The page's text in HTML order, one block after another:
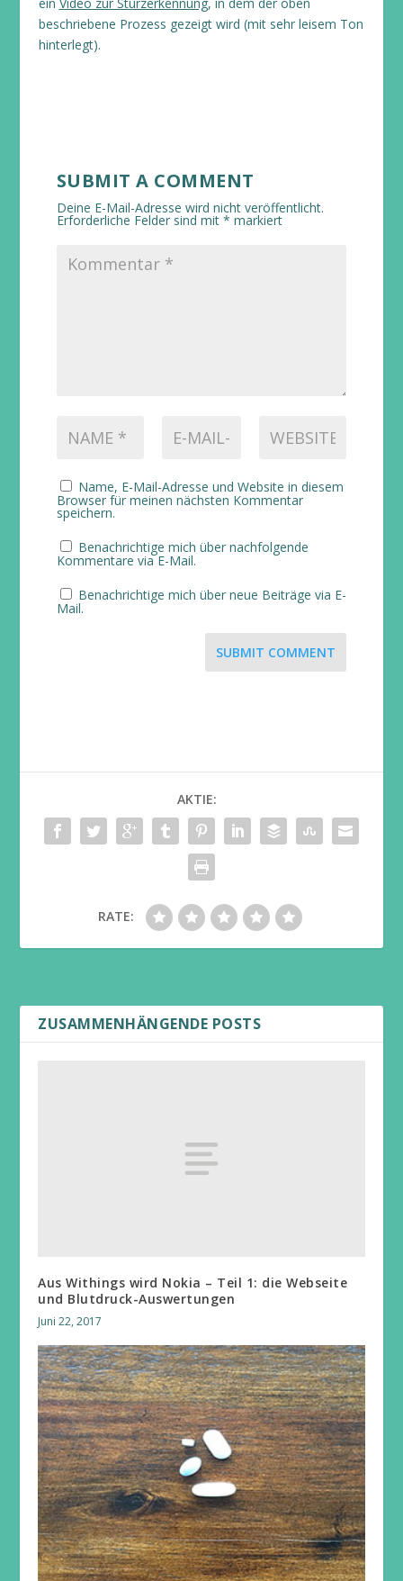
beschriebene Prozess gezeigt wird (mit sehr leisem Ton
hinterlegt).
SUBMIT A COMMENT
Deine E-Mail-Adresse wird nicht veröffentlicht.
Erforderliche Felder sind mit * markiert
Name, E-Mail-Adresse und Website in diesem
Browser für meinen nächsten Kommentar
speichern.
Benachrichtige mich über nachfolgende
Kommentare via E-Mail.
Benachrichtige mich über neue Beiträge via E-
Mail.
SUBMIT COMMENT
AKTIE:
RATE:
ZUSAMMENHÄNGENDE POSTS
Aus Withings wird Nokia – Teil 1: die Webseite
und Blutdruck-Auswertungen
Juni 22, 2017